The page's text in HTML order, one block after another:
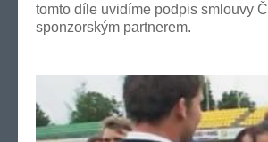
tomto díle uvidíme podpis smlouvy
sponzorským partnerem.